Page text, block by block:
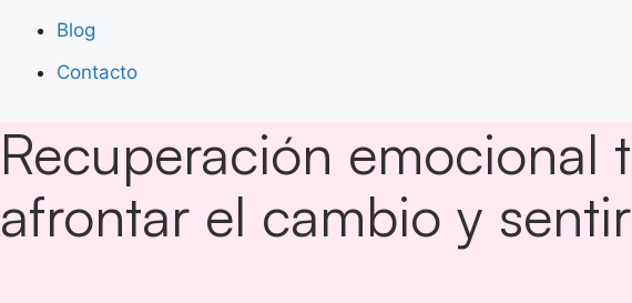
Blog
Contacto
Recuperación emocional
afrontar el cambio y